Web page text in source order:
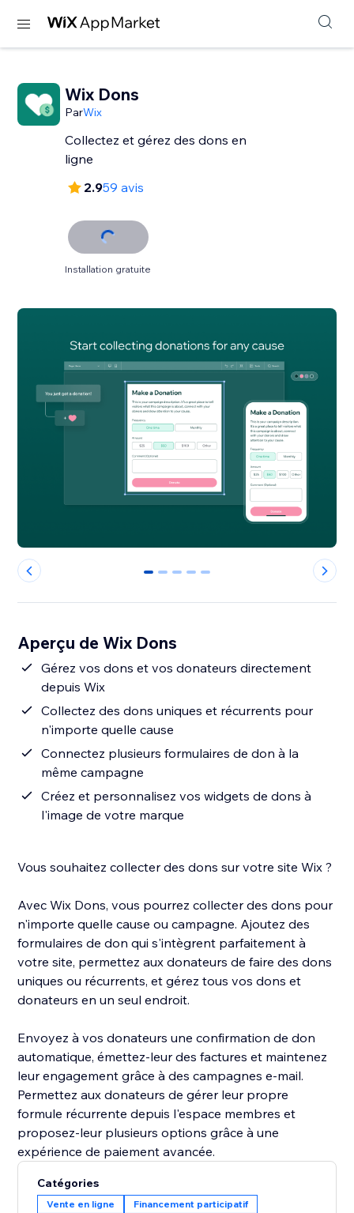
Wix Dons
ParWix
Collectez et gérez des dons en
ligne
2.959 avis
Installation gratuite
0 1 2 3 4
Aperçu de Wix Dons
Gérez vos dons et vos donateurs directement
depuis Wix
Collectez des dons uniques et récurrents pour
n'importe quelle cause
Connectez plusieurs formulaires de don à la
même campagne
Créez et personnalisez vos widgets de dons à
l'image de votre marque
Vous souhaitez collecter des dons sur votre site Wix ?
Avec Wix Dons, vous pourrez collecter des dons pour
n'importe quelle cause ou campagne. Ajoutez des
formulaires de don qui s'intègrent parfaitement à
votre site, permettez aux donateurs de faire des dons
uniques ou récurrents, et gérez tous vos dons et
donateurs en un seul endroit.
Envoyez à vos donateurs une confirmation de don
automatique, émettez-leur des factures et maintenez
leur engagement grâce à des campagnes e‑mail.
Permettez aux donateurs de gérer leur propre
formule récurrente depuis l'espace membres et
proposez-leur plusieurs options grâce à une
expérience de paiement avancée.
Catégories
Vente en ligne Financement participatif